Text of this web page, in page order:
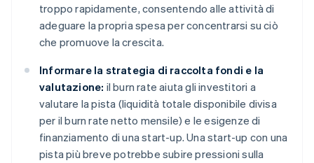
troppo rapidamente, consentendo alle attività di
adeguare la propria spesa per concentrarsi su ciò
che promuove la crescita.
Informare la strategia di raccolta fondi e la
valutazione: il burn rate aiuta gli investitori a
valutare la pista (liquidità totale disponibile divisa
per il burn rate netto mensile) e le esigenze di
finanziamento di una start-up. Una start-up con una
pista più breve potrebbe subire pressioni sulla